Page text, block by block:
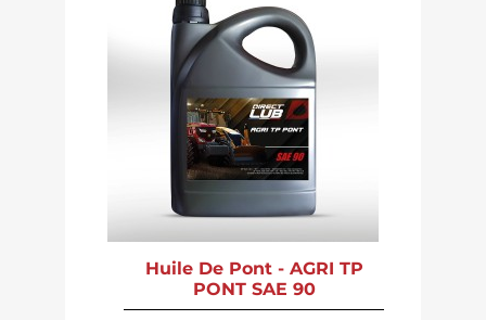
Huile De Pont - AGRI TP
PONT SAE 90